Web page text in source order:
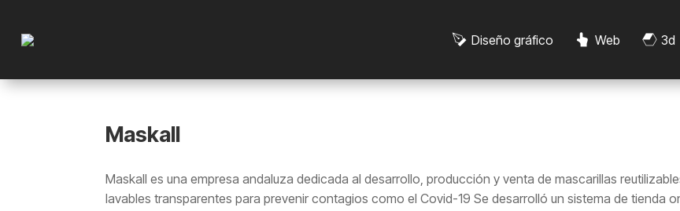
Diseño gráfico Web 3d
Maskall
Maskall es una empresa andaluza dedicada al desarrollo, producción y venta de mascarillas
lavables transparentes para prevenir contagios como el Covid-19 Se desarrolló un sistema de tienda